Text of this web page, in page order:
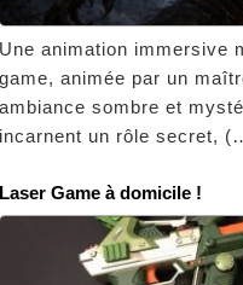
animation immersive
animée par un
sombre et
un rôle secret,
Game à domicile !